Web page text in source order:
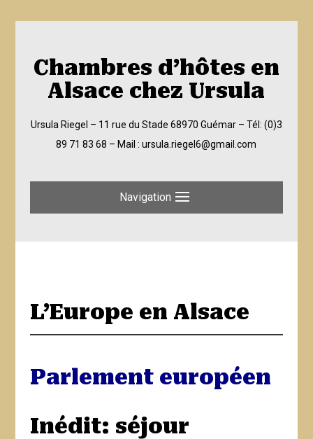
Chambres d’hôtes en
Alsace chez Ursula
Ursula Riegel – 11 rue du Stade 68970 Guémar – Tél: (0)3
89 71 83 68 – Mail :ursula.riegel6@gmail.com
Navigation
L’Europe en Alsace
Parlement européen
Inédit: séjour